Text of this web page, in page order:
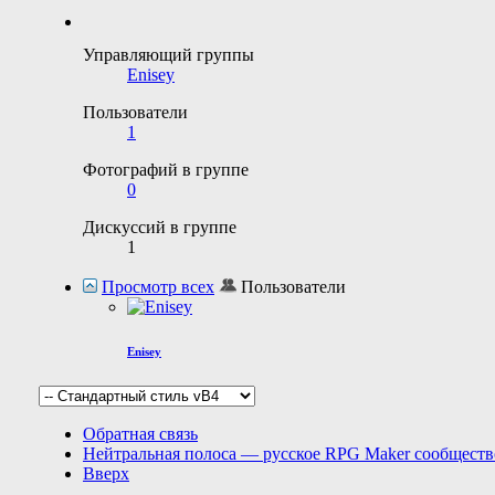
Управляющий группы
Enisey
Пользователи
1
Фотографий в группе
0
Дискуссий в группе
1
Просмотр всех Пользователи
Enisey
Обратная связь
Нейтральная полоса — русское RPG Maker
Вверх